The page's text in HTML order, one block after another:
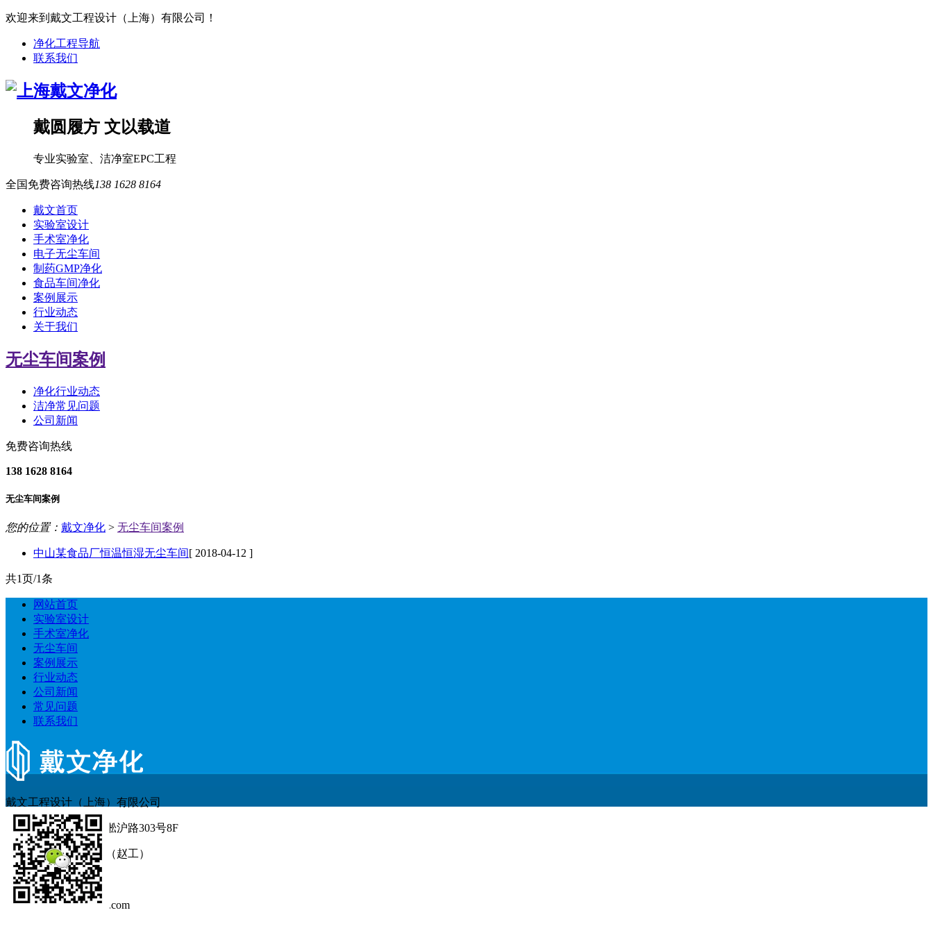
欢迎来到戴文工程设计（上海）有限公司！
净化工程导航
联系我们
戴圆履方 文以载道
专业实验室 洁净室EPC工程
全国免费咨询热线138 1628 8164
戴文首页
实验室设计
手术室净化
电子无尘车间
制药GMP净化
食品车间净化
案例展示
行业动态
关于我们
无尘车间案例
净化行业动态
洁净常见问题
公司新闻
免费咨询热线
138 1628 8164
无尘车间案例
您的位置： 戴文净化 > 无尘车间案例
中山某食品厂恒温恒湿无尘车间[ 2018-04-12 ]
共1页/1条
网站首页
实验室设计
手术室净化
无尘车间
案例展示
行业动态
公司新闻
常见问题
联系我们
戴文工程设计（上海）有限公司
地址：上海市杨浦区淞沪路303号8F
电话：138 1628 8164（赵工）
固话：021-55668789
邮箱：info@shdaiwen.com